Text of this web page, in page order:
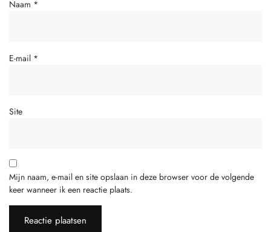
Naam *
E-mail *
Site
Mijn naam, e-mail en site opslaan in deze browser voor de volgende
keer wanneer ik een reactie plaats.